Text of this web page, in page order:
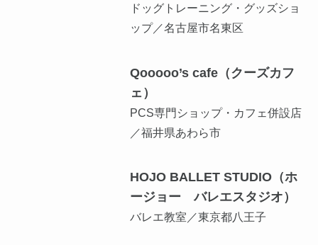
ドッグトレーニング・グッズショ
ップ／名古屋市名東区
Qooooo’s cafe（クーズカフ
ェ）
PCS専門ショップ・カフェ併設店
／福井県あわら市
HOJO BALLET STUDIO（ホ
ージョー バレエスタジオ）
バレエ教室／東京都八王子